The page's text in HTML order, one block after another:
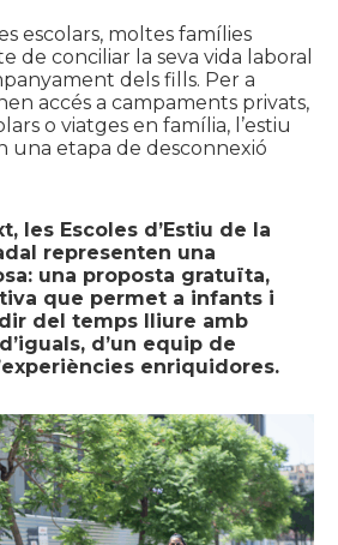
escolars, moltes famílies
de conciliar la seva vida laboral
dels fills. Per a
accés a campaments privats,
o viatges en família, l’estiu
una etapa de desconnexió
les Escoles d’Estiu de la
representen una
una proposta gratuïta,
que permet a infants i
del temps lliure amb
d’un equip de
enriquidores.